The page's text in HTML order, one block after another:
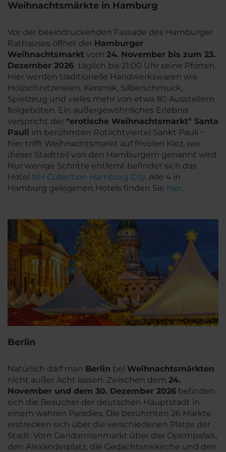
Weihnachtsmärkte in Hamburg
Vor der beeindruckenden Fassade des Hamburger
Rathauses öffnet der Hamburger
Weihnachtsmarkt vom 24. November bis zum 23.
Dezember 2026 täglich bis 21:00 Uhr seine Pforten.
Hier werden traditionelle Handwerkswaren wie
Holzschnitzereien, Keramik, Silberschmuck,
Spielzeug und vieles mehr von etwa 80 Ausstellern
feilgeboten. Ein außergewöhnliches Erlebnis
verspricht der "erotische Weihnachtsmarkt" Santa
Pauli im berühmten Rotlichtviertel Sankt Pauli −
hier trifft Weihnachtsmarkt auf frivolen Kiez, wie
dieser Stadtteil von den Hamburgern genannt wird.
Nur wenige Schritte entfernt befindet sich das
Hotel NH Collection Hamburg City. Alle 4 in
Hamburg gelegenen Hotels finden Sie hier.
Berlin
Natürlich darf man Berlin bei Weihnachtsmärkten
nicht außer Acht lassen. Zwischen dem 24.
November und dem 30. Dezember 2026 befinden
sich die Besucher der deutschen Hauptstadt in
einem wahren Paradies. Die berühmten 26 Märkte
erstrecken sich über die verschiedenen Plätze der
Stadt. Vom Gendarmenmarkt über das Opernpalais,
den Alexanderplatz, die Gedachtsniskirche und den